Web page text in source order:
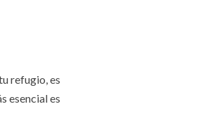
refugio, es
esencial es